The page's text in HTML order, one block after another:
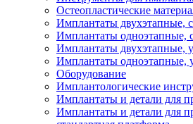
Остеопластические
Имплантаты двухэтапные,
Имплантаты одноэтапные,
Имплантаты двухэтапные,
Имплантаты одноэтапные,
Оборудование
Имплантологические
Имплантаты и детали для
Имплантаты и детали для